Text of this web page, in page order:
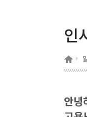
인
홈
안녕